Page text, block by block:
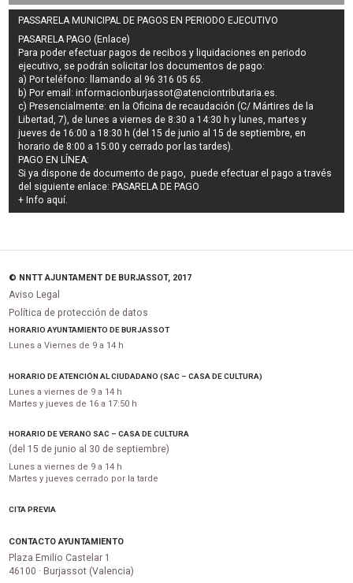
PASSARELA MUNICIPAL DE PAGOS EN PERIODO EJECUTIVO
PASARELA PAGO (Enlace)
Para poder efectuar pagos derecibos y liquidaciones en periodo
ejecutivo, se podrán solicitar los documentos de pago:
a) Por teléfono: llamando al 96 316 05 65.
b) Por email:informacionburjassot@atenciontributaria.es.
c) Presencialmente: en la Oficina de recaudación (C/ Mártires de la
Libertad, 7), de lunes a viernes de 8:30 a 14:30 h y lunes, martes y
jueves de 16:00 a 18:30 h (del 15 de junio al 15 de septiembre, en
horario de 8:00 a 15:00 y cerrado por las tardes).
PAGO EN LÍNEA:
Si ya dispone de documento de pago, puede efectuar el pago a través
del siguiente enlace:PASARELA DE PAGO
+ Info aquí.
© NNTT AJUNTAMENT DE BURJASSOT, 2017
Aviso Legal
Política de protección de datos
HORARIO AYUNTAMIENTO DE BURJASSOT
Lunes a Viernes de 9 a 14 h
HORARIO DE ATENCIÓN AL CIUDADANO (SAC – CASA DE CULTURA)
Lunes a viernes de 9 a 14 h
Martes y jueves de 16 a 17:50 h
HORARIO DE VERANO SAC – CASA DE CULTURA
(del 15 de junio al 30 de septiembre)
Lunes a viernes de 9 a 14 h
Martes y jueves cerrado por la tarde
CITA PREVIA
CONTACTO AYUNTAMIENTO
Plaza Emilio Castelar 1
46100 · Burjassot (Valencia)